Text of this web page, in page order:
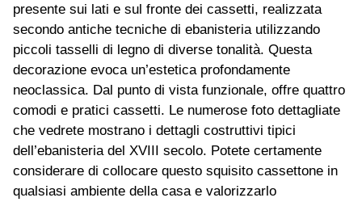
presente sui lati e sul fronte dei cassetti, realizzata
secondo antiche tecniche di ebanisteria utilizzando
piccoli tasselli di legno di diverse tonalità. Questa
decorazione evoca un’estetica profondamente
neoclassica. Dal punto di vista funzionale, offre quattro
comodi e pratici cassetti. Le numerose foto dettagliate
che vedrete mostrano i dettagli costruttivi tipici
dell’ebanisteria del XVIII secolo. Potete certamente
considerare di collocare questo squisito cassettone in
qualsiasi ambiente della casa e valorizzarlo